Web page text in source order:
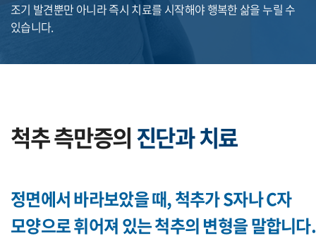
조기 발견뿐만 아니라 즉시 치료를 시작해야 행복한 삶을 누릴 수
있습니다.
척추 측만증의진단과 치료
정면에서 바라보았을 때, 척추가 S자나 C자
모양으로 휘어져 있는 척추의 변형을 말합니다.